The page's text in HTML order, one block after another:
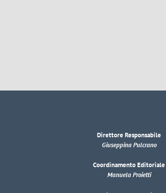
Direttore Responsabile
Giuseppina Pulcrano
Coordinamento Editoriale
Manuela Proietti